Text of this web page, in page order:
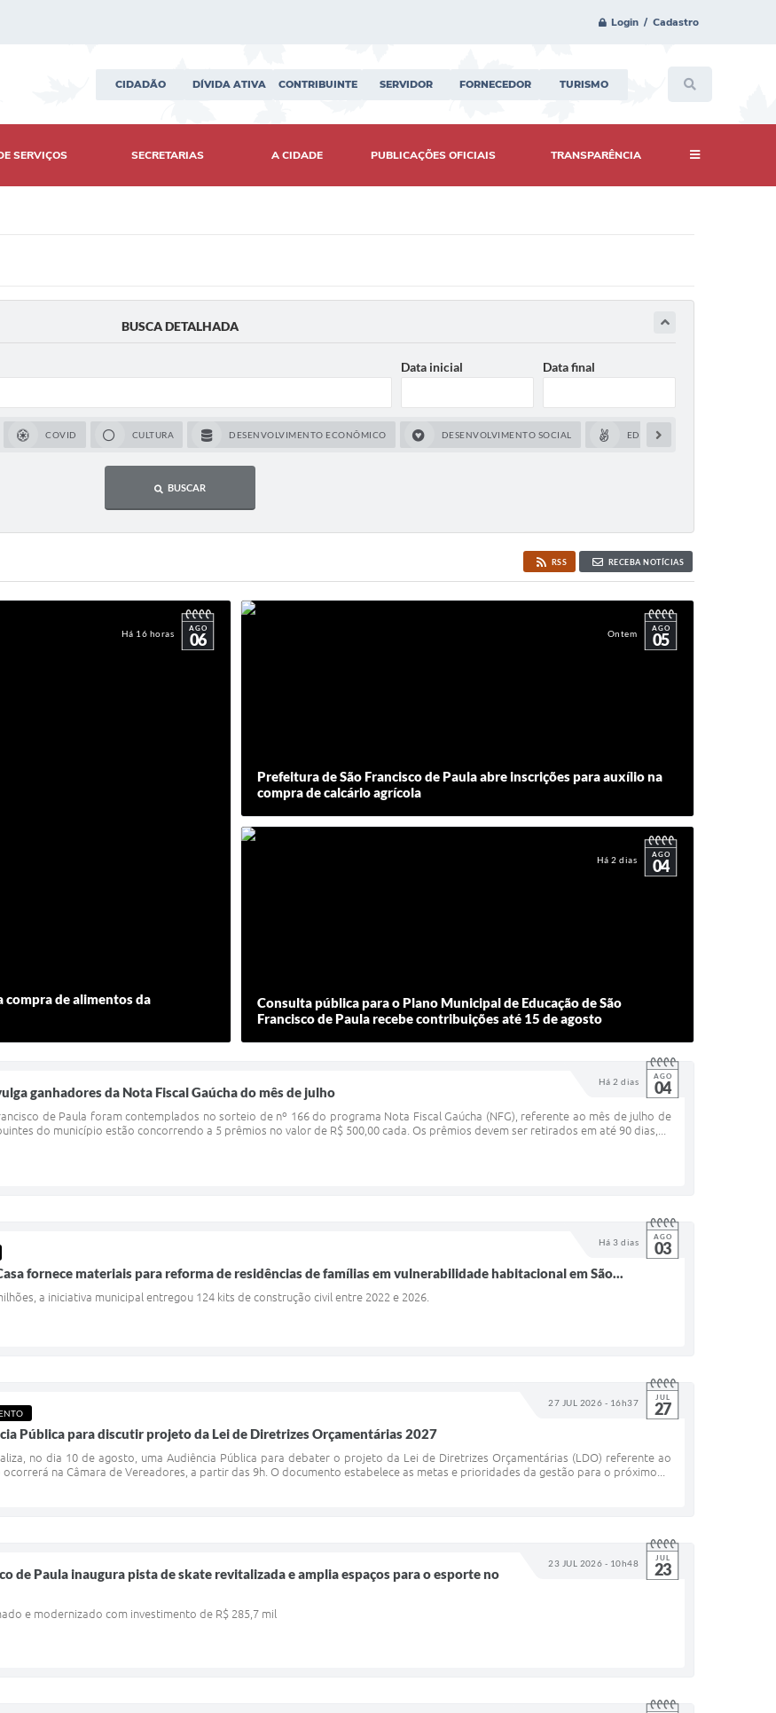
Login / Cadastro
CIDADÃO DÍVIDA ATIVA CONTRIBUINTE SERVIDOR FORNECEDOR TURISMO
SERVIÇOS SECRETARIAS A CIDADE PUBLICAÇÕES OFICIAIS TRANSPARÊNCIA
BUSCA DETALHADA
Data inicial Data final
COVID CULTURA DESENVOLVIMENTO ECONÔMICO DESENVOLVIMENTO SOCIAL EDUCAÇÃO
BUSCAR
RSS RECEBA NOTÍCIAS
Há 16 horas AGO
06
compra de alimentos da
Ontem AGO
05
Prefeitura de São Francisco de Paula abre inscrições para auxílio na
compra de calcário agrícola
Há 2 dias AGO
04
Consulta pública para o Plano Municipal de Educação de São
Francisco de Paula recebe contribuições até 15 de agosto
Há 2 dias AGO
04
ganhadores da Nota Fiscal Gaúcha do mês de julho
de Paula foram contemplados no sorteio de nº 166 do programa Nota Fiscal Gaúcha (NFG), referente ao mês de julho de
do município estão concorrendo a 5 prêmios no valor de R$ 500,00 cada. Os prêmios devem ser retirados em até 90 dias,...
Há 3 dias AGO
03
fornece materiais para reforma de residências de famílias em vulnerabilidade habitacional em São...
a iniciativa municipal entregou 124 kits de construção civil entre 2022 e 2026.
27 JUL 2026 - 16h37 JUL
27
Pública para discutir projeto da Lei de Diretrizes Orçamentárias 2027
no dia 10 de agosto, uma Audiência Pública para debater o projeto da Lei de Diretrizes Orçamentárias (LDO) referente ao
na Câmara de Vereadores, a partir das 9h. O documento estabelece as metas e prioridades da gestão para o próximo...
23 JUL 2026 - 10h48 JUL
23
de Paula inaugura pista de skate revitalizada e amplia espaços para o esporte no
e modernizado com investimento de R$ 285,7 mil